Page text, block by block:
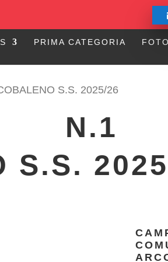
PRIMA CATEGORIA
S.S. 2025/26
N.1
S.S.